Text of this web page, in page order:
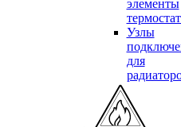
элементы
Узлы
для